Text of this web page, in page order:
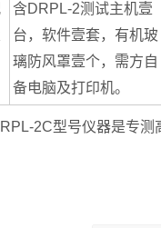
含DRPL-2测试主机壹
台，软件壹套，有机玻
璃防风罩壹个，需方自
备电脑及打印机。
2C型号仪器是专测